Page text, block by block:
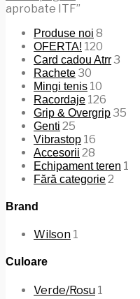
aprobate ITF”
Produse noi 8
OFERTA! 120
Card cadou Atrr3
Rachete30
Mingi tenis 10
Racordaje 126
Grip & Overgrip35
Genti 25
Vibrastop 16
Accesorii 28
Echipament teren 1
Fără categorie2
Brand
Wilson 1
Culoare
Verde/Rosu 1